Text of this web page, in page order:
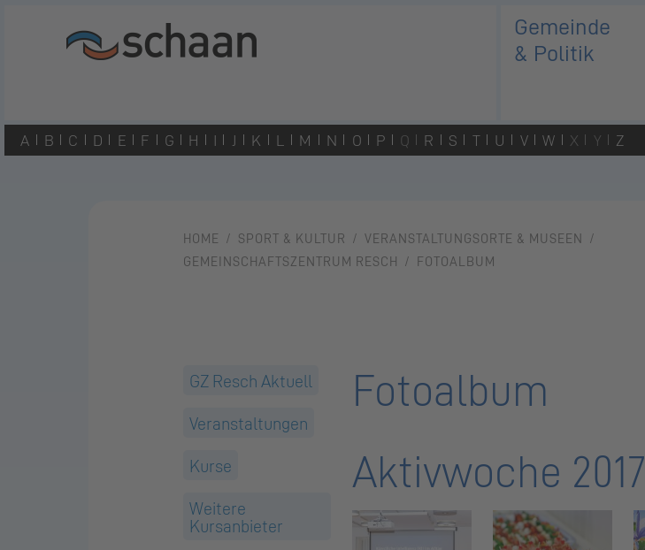
Gemeinde
& Politik
A B C D E F G H I J K L M N O P Q R S T U V W X Y Z
HOME SPORT & KULTUR
VERANSTALTUNGSORTE & MUSEEN
GEMEINSCHAFTSZENTRUM RESCH
FOTOALBUM
GZ Resch Aktuell
Veranstaltungen
Kurse
Weitere
Kursanbieter
Fotoalbum
Aktivwoche 2017